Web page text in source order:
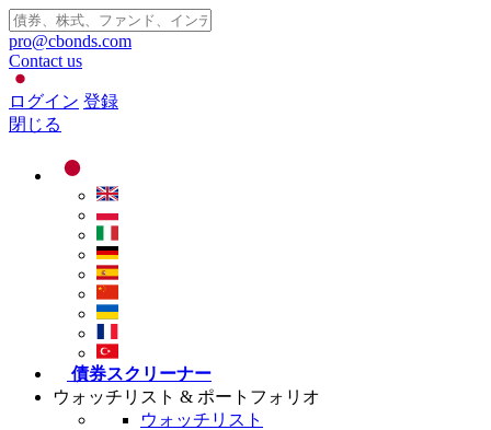
pro@cbonds.com
Contact us
ログイン 登録
閉じる
債券スクリーナー
ウォッチリスト & ポートフォリオ
ウォッチリスト